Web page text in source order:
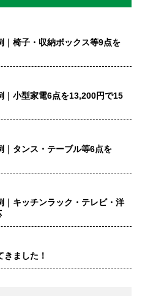
｜椅子・収納ボックス等9点を
｜小型家電6点を13,200円で15
｜タンス・テーブル等6点を
｜キッチンラック・テレビ・洋
ました！